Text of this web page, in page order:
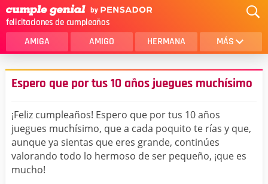
felicitaciones de cumpleaños
AMIGA AMIGO HERMANA MÁS
MAMA
AMOR
SOBRINA
HIJA
HERMANO
HIJO
Espero que por tus 10 años juegues muchísimo
¡Feliz cumpleaños! Espero que por tus 10 años
juegues muchísimo, que a cada poquito te rías y que,
aunque ya sientas que eres grande, continúes
valorando todo lo hermoso de ser pequeño, ¡que es
mucho!